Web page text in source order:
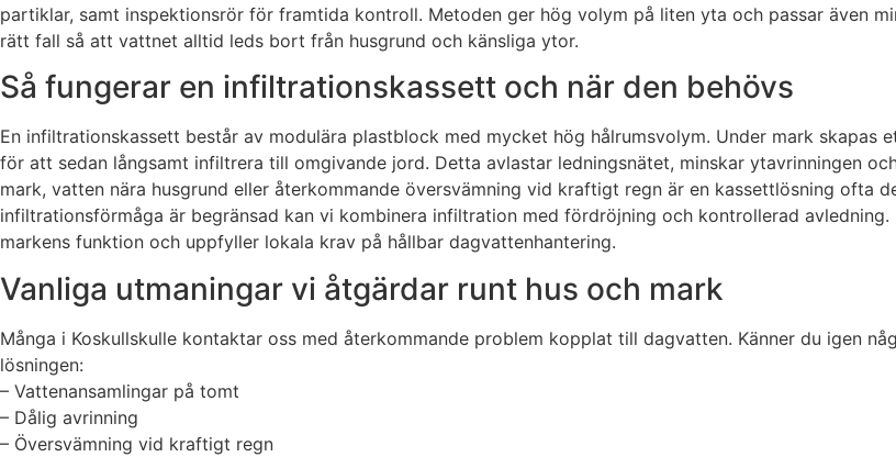
partiklar, samt inspektionsrör för framtida kontroll. Metoden ger hög volym på liten yta och passar även
rätt fall så att vattnet alltid leds bort från husgrund och känsliga ytor.
Så fungerar en infiltrationskassett och när den behövs
En infiltrationskassett består av modulära plastblock med mycket hög hålrumsvolym. Under mark
för att sedan långsamt infiltrera till omgivande jord. Detta avlastar ledningsnätet, minskar ytavrinningen
mark, vatten nära husgrund eller återkommande översvämning vid kraftigt regn är en kassettlösning ofta
infiltrationsförmåga är begränsad kan vi kombinera infiltration med fördröjning och kontrollerad
markens funktion och uppfyller lokala krav på hållbar dagvattenhantering.
Vanliga utmaningar vi åtgärdar runt hus och mark
Många i Koskullskulle kontaktar oss med återkommande problem kopplat till dagvatten. Känner du igen
lösningen:
– Vattenansamlingar på tomt
– Dålig avrinning
– Översvämning vid kraftigt regn